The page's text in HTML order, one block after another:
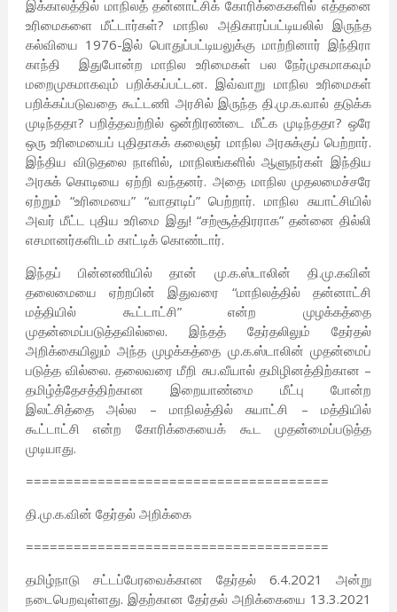
இக்காலத்தில் மாநிலத் தன்னாட்சிக் கோரிக்கைகளில் எத்தனை
உரிமைகளை மீட்டார்கள்? மாநில அதிகாரப்பட்டியலில் இருந்த
கல்வியை 1976-இல் பொதுப்பட்டியலுக்கு மாற்றினார் இந்திரா
காந்தி இதுபோன்ற மாநில உரிமைகள் பல நேர்முகமாகவும்
மறைமுகமாகவும் பறிக்கப்பட்டன. இவ்வாறு மாநில உரிமைகள்
பறிக்கப்படுவதை கூட்டணி அரசில் இருந்த தி.மு.க.வால் தடுக்க
முடிந்ததா? பறித்தவற்றில் ஒன்றிரண்டை மீட்க முடிந்ததா? ஒரே
ஒரு உரிமையைப் புதிதாகக் கலைஞர் மாநில அரசுக்குப் பெற்றார்.
இந்திய விடுதலை நாளில், மாநிலங்களில் ஆளுநர்கள் இந்திய
அரசுக் கொடியை ஏற்றி வந்தனர். அதை மாநில முதலமைச்சரே
ஏற்றும் “உரிமையை” “வாதாடிப்” பெற்றார். மாநில சுயாட்சியில்
அவர் மீட்ட புதிய உரிமை இது! “சற்சூத்திரராக” தன்னை தில்லி
எசமானர்களிடம் காட்டிக் கொண்டார்.
இந்தப் பின்னணியில் தான் மு.க.ஸ்டாலின் தி.மு.கவின்
தலைமையை ஏற்றபின் இதுவரை “மாநிலத்தில் தன்னாட்சி
மத்தியில் கூட்டாட்சி” என்ற முழக்கத்தை
முதன்மைப்படுத்தவில்லை. இந்தத் தேர்தலிலும் தேர்தல்
அறிக்கையிலும் அந்த முழக்கத்தை மு.க.ஸ்டாலின் முதன்மைப்
படுத்த வில்லை. தலைவரை மீறி சுப.வீயால் தமிழினத்திற்கான –
தமிழ்த்தேசத்திற்கான இறையாண்மை மீட்பு போன்ற
இலட்சித்தை அல்ல – மாநிலத்தில் சுயாட்சி – மத்தியில்
கூட்டாட்சி என்ற கோரிக்கையைக் கூட முதன்மைப்படுத்த
முடியாது.
======================================
தி.மு.க.வின் தேர்தல் அறிக்கை
======================================
தமிழ்நாடு சட்டப்பேரவைக்கான தேர்தல் 6.4.2021 அன்று
நடைபெறவுள்ளது. இதற்கான தேர்தல் அறிக்கையை 13.3.2021